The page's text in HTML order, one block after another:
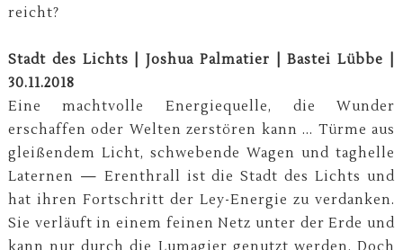
reicht?
Stadt des Lichts | Joshua Palmatier | Bastei Lübbe |
30.11.2018
Eine machtvolle Energiequelle, die Wunder
erschaffen oder Welten zerstören kann ... Türme aus
gleißendem Licht, schwebende Wagen und taghelle
Laternen — Erenthrall ist die Stadt des Lichts und
hat ihren Fortschritt der Ley-Energie zu verdanken.
Sie verläuft in einem feinen Netz unter der Erde und
kann nur durch die Lumagier genutzt werden. Doch